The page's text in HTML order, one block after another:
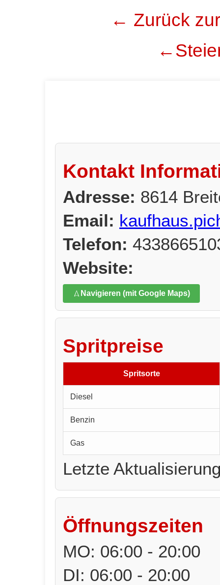
← Zurück
Kontakt
Adresse: 8614
Email:
Telefon:
Website:
Navigieren (mit Google Maps)
Spritpreise
Spritsorte
Diesel
Benzin
Gas
Letzte
Öffnungszeiten
MO: 06:00 - 20:00
DI: 06:00 - 20:00